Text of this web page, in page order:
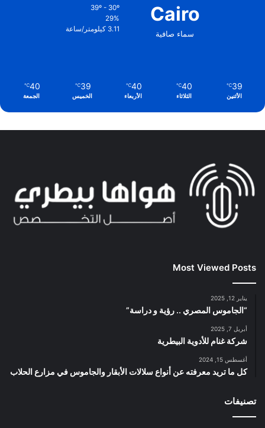
Cairo
سماء صافية
39º - 30º
29%
3.11 كيلومتر/ساعة
39
℃
الأثنين
40
℃
الثلاثاء
40
℃
الأربعاء
39
℃
الخميس
40
℃
الجمعة
Most Viewed Posts
يناير 12, 2025
“الجاموس المصري .. رؤية و دراسة”
أبريل 7, 2025
شركة غنام للأدوية البيطرية
أغسطس 15, 2024
كل ما تريد معرفته عن أنواع سلالات الأبقار والجاموس في مزارع الحلاب
تصنيفات